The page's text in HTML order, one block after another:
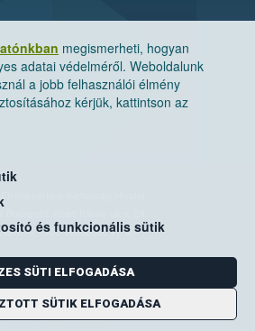
megismerheti, hogyan
adatai védelméről. Weboldalunk
a jobb felhasználói élmény
kérjük, kattintson az
és funkcionális sütik
SÜTI ELFOGADÁSA
SÜTIK ELFOGADÁSA
biztonsági Hivatal
cím: 1525 Budapest. Pf. 30.
ugyfelszolgalat@nebih.gov.hu
szám: 06-80/263-244
Telefon: 06-1/ 336-9000